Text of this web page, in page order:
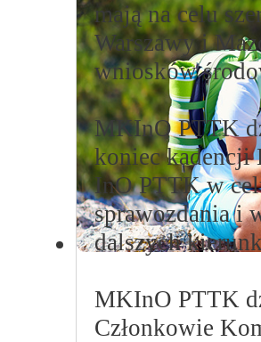
mają na celu
Warszawy i
wniosków
MKInO PTTK
koniec kadencji
InO PTTK w
sprawozdania i
dalszych
MKInO PTTK
Członkowie